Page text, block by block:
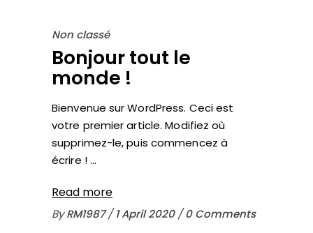
Non classé
Bonjour tout le
monde !
Bienvenue sur WordPress. Ceci est
votre premier article. Modifiez où
supprimez-le, puis commencez à
écrire !
Read more
ByRM1987 1 April 2020 0 Comments